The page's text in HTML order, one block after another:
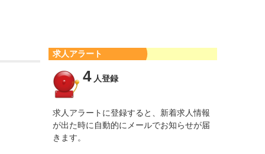
求人アラート
4人登録
求人アラートに登録すると、新着求人情報
が出た時に自動的にメールでお知らせが届
きます。